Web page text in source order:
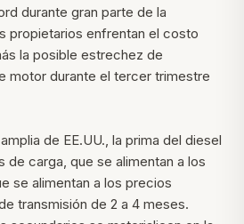
durante gran parte de la
propietarios enfrentan el costo
la posible estrechez de
motor durante el tercer trimestre
de EE.UU., la prima del diesel
de carga, que se alimentan a los
se alimentan a los precios
transmisión de 2 a 4 meses.